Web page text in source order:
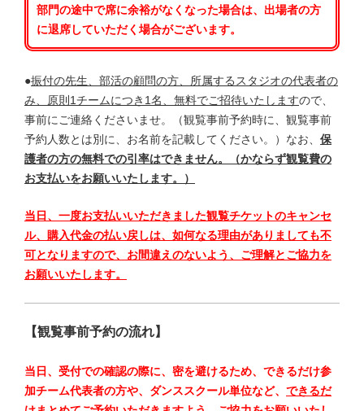
部門の途中で席に余裕がなくなった場合は、出場者の方
に退席していただく場合がございます。
●振付の先生、部活の顧問の方、所属するスタジオの代表者の
み、原則1チームにつき1名、無料でご招待いたしますので、
事前にご連絡くださいませ。（観覧事前予約時に、観覧事前
予約人数とは別に、お名前を記載してください。）なお、 保
護者の方の無料での引率はできません。（かならず観覧費の
お支払いをお願いいたします。）
当日、一度お支払いいただきました観覧チケットのキャンセ
ル、購入代金の払い戻しは、如何なる理由がありましても不
可となりますので、お間違えのないよう、ご理解とご協力を
お願いいたします。
【観覧事前予約の流れ】
当日、受付での確認の際に、密を避けるため、できるだけ参
加チーム代表者の方や、ダンススクール単位など、 できるだ